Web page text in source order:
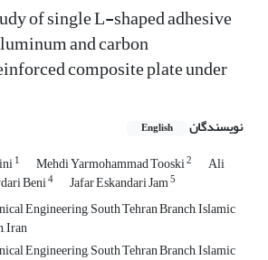
of single L-shaped adhesive
and carbon
composite plate under
نویسندگان English
1 Mehdi Yarmohammad Tooski2 Ali
Beni4 Jafar Eskandari Jam5
Engineering, South Tehran Branch, Islamic
Iran
Engineering, South Tehran Branch, Islamic